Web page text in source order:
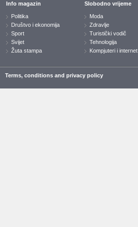
Info magazin
Politika
Društvo i ekonomija
Sport
Svijet
Žuta stampa
Slobodno vrijeme
Moda
Zdravlje
Turistički vodič
Tehnologija
Kompjuteri i internet
Terms, conditions and privacy policy